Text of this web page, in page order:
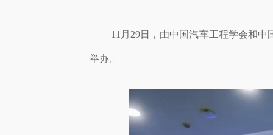
11月29日，由中国汽车工程学会和
举办。